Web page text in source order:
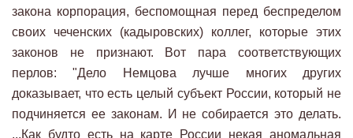
закона корпорация, беспомощная перед беспределом
своих чеченских (кадыровских) коллег, которые этих
законов не признают. Вот пара соответствующих
перлов: "Дело Немцова лучше многих других
доказывает, что есть целый субъект России, который не
подчиняется ее законам. И не собирается это делать.
...Как будто есть на карте России некая аномальная